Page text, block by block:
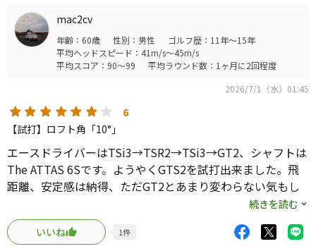
mac2cv
年齢：60歳 性別：男性
ゴルフ歴：11年～15年
平均ヘッドスピード：41m/s～45m/s
平均スコア：90～99
平均ラウンド数：1ヶ月に2回程度
2026/7/1（水）01:45
6
【試打】ロフト角「10°」
エースドライバーはTSi3→TSR2→TSi3→GT2、シャフトは
The ATTAS 6Sです。ようやくGTS2を試打出来ました。飛
距離、安定感は納得、ただGT2とあまり変わらない気もし
ます。違うのは打感と音。インドアで打っただけですが、
ちょっと球が重く感じるのとTSRぽい金属音が気になりま
した。シャフトはブルーが自分には合っているかな。また
続きを読む
いいね
1件